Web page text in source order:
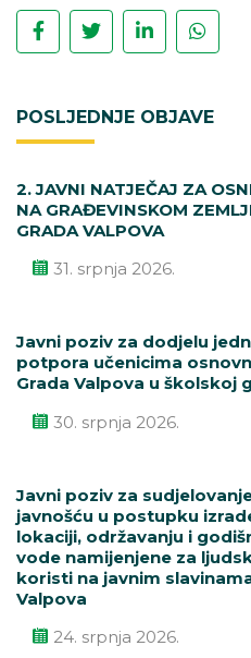
POSLJEDNJE OBJAVE
2. JAVNI NATJEČAJ ZA
NA GRAĐEVINSKOM
GRADA VALPOVA
31. srpnja 2026.
Javni poziv za dodjelu
potpora učenicima
Grada Valpova u školskoj
30. srpnja 2026.
Javni poziv za
javnošću u postupku
lokaciji, održavanju i
vode namijenjene za
koristi na javnim
Valpova
24. srpnja 2026.